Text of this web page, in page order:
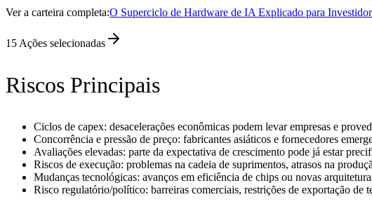
Ver a carteira completa:O Superciclo de Hardware de IA Explicado para
15 Ações selecionadas
Riscos Principais
Ciclos de capex: desacelerações econômicas podem levar empresas e
Concorrência e pressão de preço: fabricantes asiáticos e fornecedores
Avaliações elevadas: parte da expectativa de crescimento pode já estar
Riscos de execução: problemas na cadeia de suprimentos, atrasos na
Mudanças tecnológicas: avanços em eficiência de chips ou novas
Risco regulatório/político: barreiras comerciais, restrições de exportação